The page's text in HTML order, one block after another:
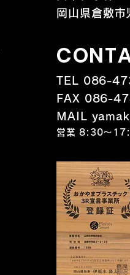
岡山県倉敷
TEL 086-
FAX 086-
MAIL
営業 8:30～